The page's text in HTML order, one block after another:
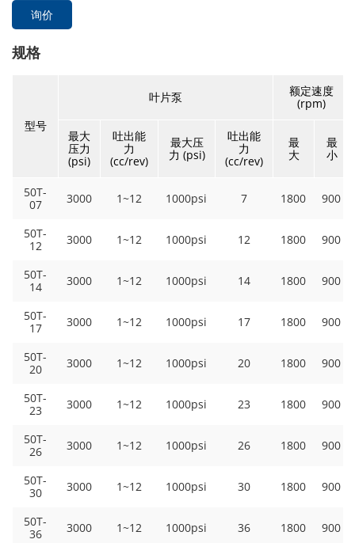
询价
规格
型号
叶片泵
额定速度
(rpm)
最大
压力
(psi)
吐出能
力
(cc/rev)
最大压
力 (psi)
吐出能
力
(cc/rev)
最
大
最
小
50T-
07
3000 1~12 1000psi 7 1800 900
50T-
12
3000 1~12 1000psi 12 1800 900
50T-
14
3000 1~12 1000psi 14 1800 900
50T-
17
3000 1~12 1000psi 17 1800 900
50T-
20
3000 1~12 1000psi 20 1800 900
50T-
23
3000 1~12 1000psi 23 1800 900
50T-
26
3000 1~12 1000psi 26 1800 900
50T-
30
3000 1~12 1000psi 30 1800 900
50T-
36
3000 1~12 1000psi 36 1800 900